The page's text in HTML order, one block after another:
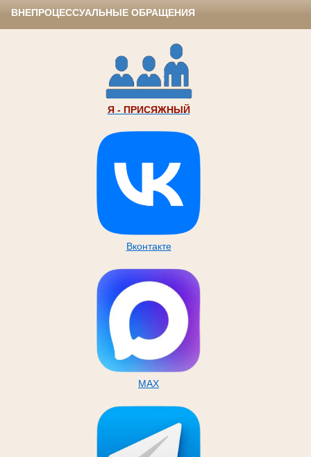
ВНЕПРОЦЕССУАЛЬНЫЕ ОБРАЩЕНИЯ
Я - ПРИСЯЖНЫЙ
Вконтакте
MAX